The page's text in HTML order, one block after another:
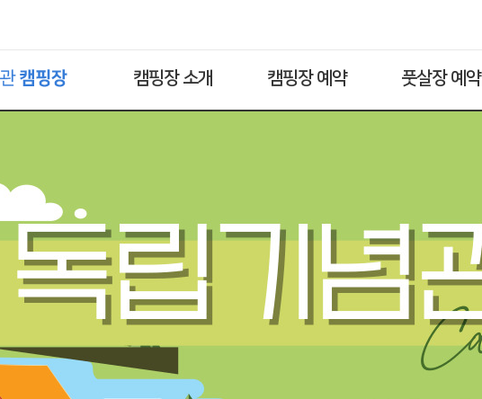
캠핑장 소개 캠핑장 예약 풋살장 예약